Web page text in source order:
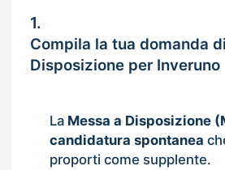
1.
Compila la tua domanda
Disposizione per Inveruno
La Messa a Disposizione
candidatura spontanea
proporti come supplente.